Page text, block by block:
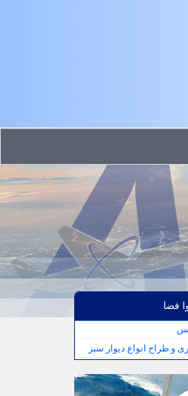
فضا
و طراح انواع دیوار سبز